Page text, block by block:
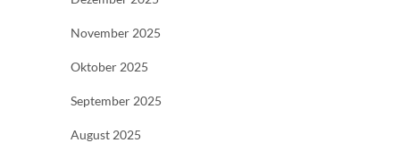
November 2025
Oktober 2025
September 2025
August 2025